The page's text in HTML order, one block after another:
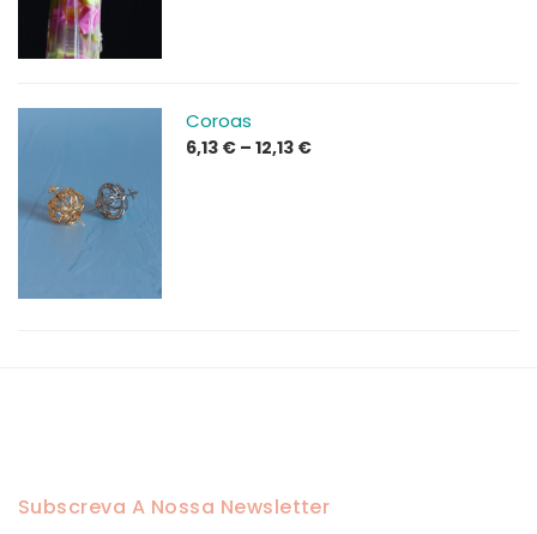
Coroas
6,13 € – 12,13 €Price
Subscreva A Nossa Newsletter